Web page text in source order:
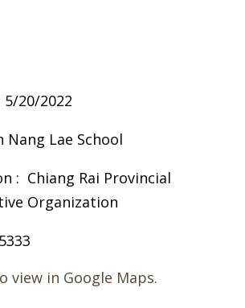
5/20/2022
Nang Lae School
: Chiang Rai Provincial
Organization
view in Google Maps.